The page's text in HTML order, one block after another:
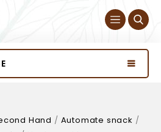
Hand / Automate snack /